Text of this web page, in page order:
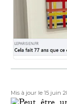
Publié
le
Mis à jour le 15 juin